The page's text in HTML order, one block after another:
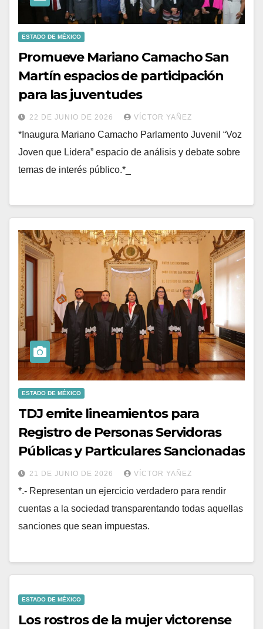
ESTADO DE MÉXICO
Promueve Mariano Camacho San
Martín espacios de participación
para las juventudes
22 DE JUNIO DE 2026 VÍCTOR YAÑEZ
*Inaugura Mariano Camacho Parlamento Juvenil “Voz
Joven que Lidera” espacio de análisis y debate sobre
temas de interés público.*_
ESTADO DE MÉXICO
TDJ emite lineamientos para
Registro de Personas Servidoras
Públicas y Particulares Sancionadas
21 DE JUNIO DE 2026 VÍCTOR YAÑEZ
*.- Representan un ejercicio verdadero para rendir
cuentas a la sociedad transparentando todas aquellas
sanciones que sean impuestas.
ESTADO DE MÉXICO
Los rostros de la mujer victorense